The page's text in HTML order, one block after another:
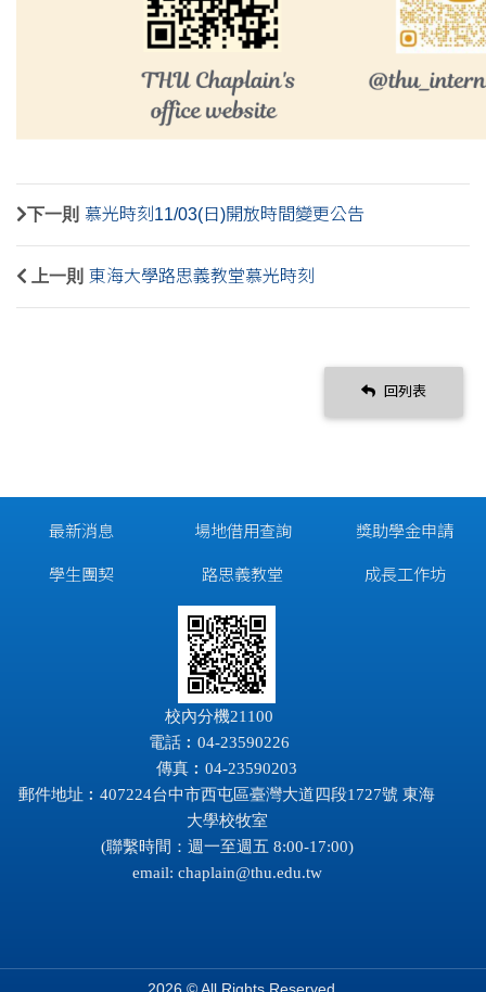
下一則 慕光時刻11/03(日)開放時間變更公告
上一則 東海大學路思義教堂慕光時刻
回列表
最新消息
學生團契
場地借用查詢
路思義教堂
獎助學金申請
成長工作坊
校內分機21100
電話︰04-23590226
傳真︰04-23590203
郵件地址︰407224台中市西屯區臺灣大道四段1727號 東海
大學校牧室
(聯繫時間：週一至週五 8:00-17:00)
email: chaplain@thu.edu.tw